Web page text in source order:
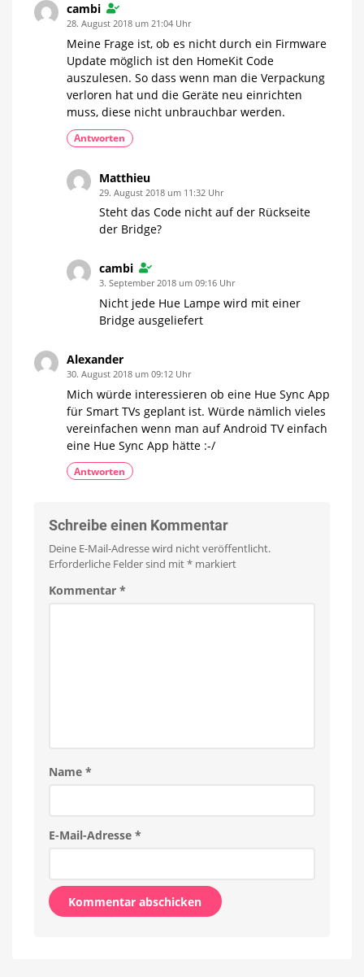
cambi
28. August 2018 um 21:04 Uhr
Meine Frage ist, ob es nicht durch ein Firmware
Update möglich ist den HomeKit Code
auszulesen. So dass wenn man die Verpackung
verloren hat und die Geräte neu einrichten
muss, diese nicht unbrauchbar werden.
Antworten
Matthieu
29. August 2018 um 11:32 Uhr
Steht das Code nicht auf der Rückseite
der Bridge?
cambi
3. September 2018 um 09:16 Uhr
Nicht jede Hue Lampe wird mit einer
Bridge ausgeliefert
Alexander
30. August 2018 um 09:12 Uhr
Mich würde interessieren ob eine Hue Sync App
für Smart TVs geplant ist. Würde nämlich vieles
vereinfachen wenn man auf Android TV einfach
eine Hue Sync App hätte :-/
Antworten
Schreibe einen Kommentar
Deine E-Mail-Adresse wird nicht veröffentlicht.
Erforderliche Felder sind mit* markiert
Kommentar *
Name *
E-Mail-Adresse *